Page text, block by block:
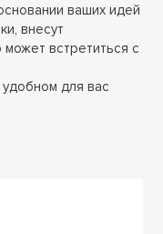
ваших идей
внесут
встретиться с
для вас